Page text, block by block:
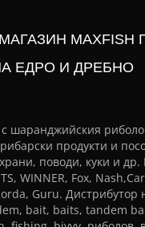
MAXFISH
ЕДРО И ДРЕБНО
шаранджийския
продукти и
поводи, куки и др.
WINNER, Fox,
Guru. Дистрибутор
bait, baits, tandem